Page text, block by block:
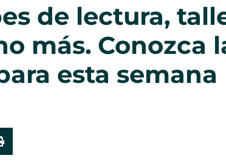
de lectura,
más. Conozca
esta semana